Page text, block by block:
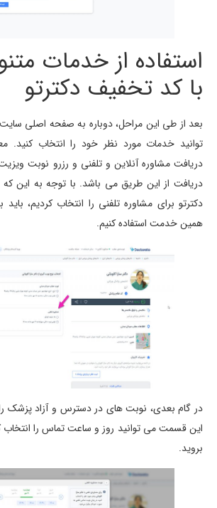
استفاده از خدمات
با کد تخفیف دکترتو
بعد از طی این مراحل، دوباره به صفحه اصلی
توانید خدمات مورد نظر خود را انتخاب کنید.
دریافت مشاوره آنلاین و تلفنی و رزرو نوبت
دریافت از این طریق می باشد. با توجه به این که
دکترتو برای مشاوره تلفنی را انتخاب کردیم، باید
همین خدمت استفاده کنیم.
در گام بعدی، نوبت های در دسترس و آزاد پزشک
این قسمت می توانید روز و ساعت تماس را
بروید.